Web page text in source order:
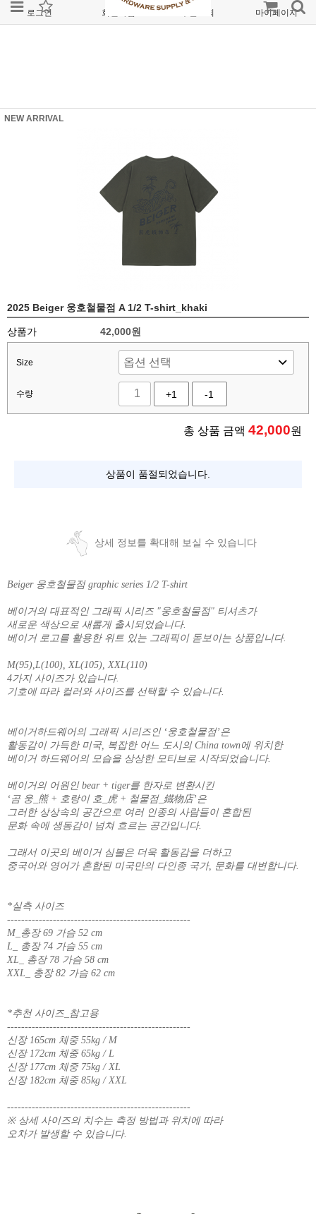
로그인 회원가입 주문조회 마이페이지
NEW ARRIVAL
2025 Beiger 웅호철물점 A 1/2 T-shirt_khaki
상품가 42,000원
Size
수량 +1 -1
총 상품 금액 42,000원
상품이 품절되었습니다.
상세 정보를 확대해 보실 수 있습니다
Beiger 웅호철물점 graphic series 1/2 T-shirt
베이거의 대표적인 그래픽 시리즈 "웅호철물점" 티셔츠가
새로운 색상으로 새롭게 출시되었습니다.
베이거 로고를 활용한 위트 있는 그래픽이 돋보이는 상품입니다.
M(95),L(100), XL(105), XXL(110)
4가지 사이즈가 있습니다.
기호에 따라 컬러와 사이즈를 선택할 수 있습니다.
베이거하드웨어의 그래픽 시리즈인 ‘웅호철물점’은
활동감이 가득한 미국, 복잡한 어느 도시의 China town에 위치한
베이거 하드웨어의 모습을 상상한 모티브로 시작되었습니다.
베이거의 어원인 bear + tiger를 한자로 변환시킨
‘곰 웅_熊 + 호랑이 호_虎 + 철물점_鐵物店’은
그러한 상상속의 공간으로 여러 인종의 사람들이 혼합된
문화 속에 생동감이 넘쳐 흐르는 공간입니다.
그래서 이곳의 베이거 심볼은 더욱 활동감을 더하고
중국어와 영어가 혼합된 미국만의 다인종 국가, 문화를 대변합니다.
*실측 사이즈
----------------------------------------------------
M_총장 69 가슴 52 cm
L_ 총장 74 가슴 55 cm
XL_ 총장 78 가슴 58 cm
XXL_ 총장 82 가슴 62 cm
*추천 사이즈_참고용
----------------------------------------------------
신장 165cm 체중 55kg / M
신장 172cm 체중 65kg / L
신장 177cm 체중 75kg / XL
신장 182cm 체중 85kg / XXL
----------------------------------------------------
※ 상세 사이즈의 치수는 측정 방법과 위치에 따라
오차가 발생할 수 있습니다.